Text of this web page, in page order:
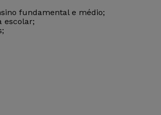
fundamental e médio;
escolar;